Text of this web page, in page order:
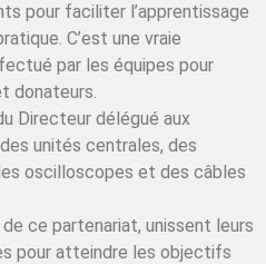
pour faciliter l’apprentissage
C’est une vraie
par les équipes pour
donateurs.
Directeur délégué aux
unités centrales, des
oscilloscopes et des câbles
ce partenariat, unissent leurs
pour atteindre les objectifs